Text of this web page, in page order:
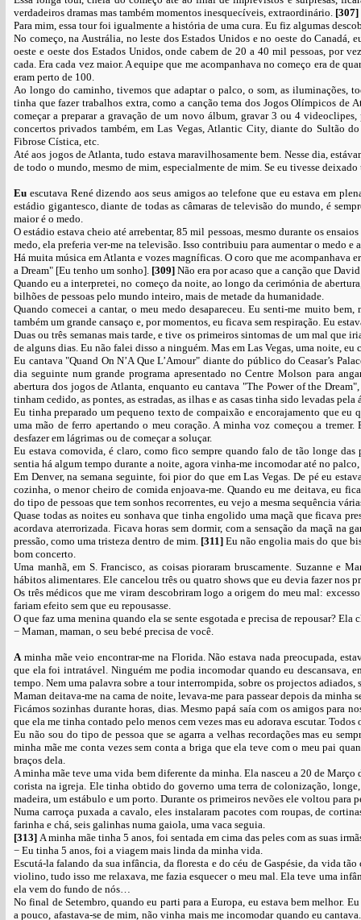
verdadeiros dramas mas também momentos inesquecíveis, extraordinário. [307]
Para mim, essa tour foi igualmente a história de uma cura. Eu fiz algumas
No começo, na Austrália, no leste dos Estados Unidos e no oeste do Canadá,
oeste e oeste dos Estados Unidos, onde cabem de 20 a 40 mil pessoas, por
cada. Era cada vez maior. A equipe que me acompanhava no começo era de
eram perto de 100.
Ao longo do caminho, tivemos que adaptar o palco, o som, as iluminações,
tinha que fazer trabalhos extra, como a canção tema dos Jogos Olímpicos de
começar a preparar a gravação de um novo álbum, gravar 3 ou 4
concertos privados também, em Las Vegas, Atlantic City, diante do Sultão
Fibrose Cística, etc.
Até aos jogos de Atlanta, tudo estava maravilhosamente bem. Nesse dia,
de todo o mundo, mesmo de mim, especialmente de mim. Se eu tivesse deixado
Eu escutava René dizendo aos seus amigos ao telefone que eu estava em
estádio gigantesco, diante de todas as câmaras de televisão do mundo, é
maior é o medo.
O estádio estava cheio até arrebentar, 85 mil pessoas, mesmo durante os
medo, ela preferia ver-me na televisão. Isso contribuiu para aumentar o medo e
Há muita música em Atlanta e vozes magníficas. O coro que me
a Dream" [Eu tenho um sonho]. [309] Não era por acaso que a canção que
Quando eu a interpretei, no começo da noite, ao longo da cerimónia de
bilhões de pessoas pelo mundo inteiro, mais de metade da humanidade.
Quando comecei a cantar, o meu medo desapareceu. Eu senti-me muito
também um grande cansaço e, por momentos, eu ficava sem respiração. Eu
Duas ou três semanas mais tarde, e tive os primeiros sintomas de um mal que
de alguns dias. Eu não falei disso a ninguém. Mas em Las Vegas, uma noite, eu
Eu cantava "Quand On N’A Que L’Amour" diante do público do Ceasar’s
dia seguinte num grande programa apresentado no Centre Molson para
abertura dos jogos de Atlanta, enquanto eu cantava "The Power of the
tinham cedido, as pontes, as estradas, as ilhas e as casas tinha sido levadas
Eu tinha preparado um pequeno texto de compaixão e encorajamento que eu
uma mão de ferro apertando o meu coração. A minha voz começou a
desfazer em lágrimas ou de começar a soluçar.
Eu estava comovida, é claro, como fico sempre quando falo de tão longe das
sentia há algum tempo durante a noite, agora vinha-me incomodar até no
Em Denver, na semana seguinte, foi pior do que em Las Vegas. De pé eu
cozinha, o menor cheiro de comida enjoava-me. Quando eu me deitava, eu
do tipo de pessoas que tem sonhos recorrentes, eu vejo a mesma sequência
Quase todas as noites eu sonhava que tinha engolido uma maçã que ficava
acordava aterrorizada. Ficava horas sem dormir, com a sensação da maçã na
pressão, como uma tristeza dentro de mim. [311] Eu não engolia mais do que
bom concerto.
Uma manhã, em S. Francisco, as coisas pioraram bruscamente. Suzanne e
hábitos alimentares. Ele cancelou três ou quatro shows que eu devia fazer nos
Os três médicos que me viram descobriram logo a origem do meu mal:
fariam efeito sem que eu repousasse.
O que faz uma menina quando ela se sente esgotada e precisa de repousar? Ela
− Maman, maman, o seu bebé precisa de você.
Aminha mãe veio encontrar-me na Florida. Não estava nada preocupada,
que ela foi intratável. Ninguém me podia incomodar quando eu descansava,
tempo. Nem uma palavra sobre a tour interrompida, sobre os projectos
Maman deitava-me na cama de noite, levava-me para passear depois da minha
Ficámos sozinhas durante horas, dias. Mesmo papá saía com os amigos para
que ela me tinha contado pelo menos cem vezes mas eu adorava escutar. Todos
Eu não sou do tipo de pessoa que se agarra a velhas recordações mas eu
minha mãe me conta vezes sem conta a briga que ela teve com o meu pai
braços dela.
A minha mãe teve uma vida bem diferente da minha. Ela nasceu a 20 de
corista na igreja. Ele tinha obtido do governo uma terra de colonização,
madeira, um estábulo e um porto. Durante os primeiros nevões ele voltou para
Numa carroça puxada a cavalo, eles instalaram pacotes com roupas, de
farinha e chá, seis galinhas numa gaiola, uma vaca seguia.
[313] A minha mãe tinha 5 anos, foi sentada em cima das peles com as suas
− Eu tinha 5 anos, foi a viagem mais linda da minha vida.
Escutá-la falando da sua infância, da floresta e do céu de Gaspésie, da vida
violino, tudo isso me relaxava, me fazia esquecer o meu mal. Ela teve uma
ela vem do fundo de nós…
No final de Setembro, quando eu parti para a Europa, eu estava bem melhor.
a pouco, afastava-se de mim, não vinha mais me incomodar quando eu